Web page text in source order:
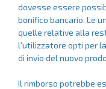
dovesse essere
bonifico bancario. Le
quelle relative alla
l'utilizzatore opti per
di invio del nuovo
Il rimborso potrebbe